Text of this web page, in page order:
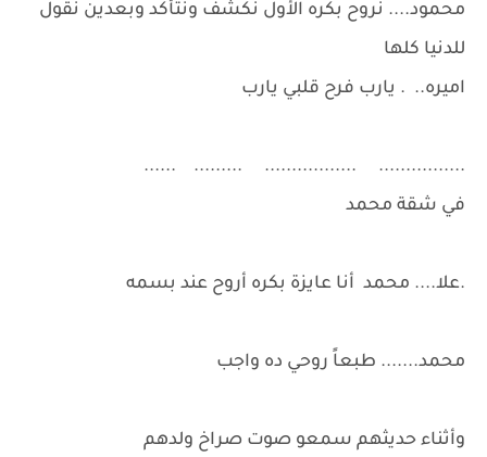
محمود.... نروح بكره الأول نكشف ونتأكد وبعدين نقول
للدنيا كلها
اميره.. . يارب فرح قلبي يارب
................ ................. ......... ......
في شقة محمد
.علا.... محمد أنا عايزة بكره أروح عند بسمه
محمد....... طبعاً روحي ده واجب
وأثناء حديثهم سمعو صوت صراخ ولدهم